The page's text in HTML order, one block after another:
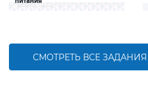
СМОТРЕТЬ ВСЕ ЗАДАНИЯ